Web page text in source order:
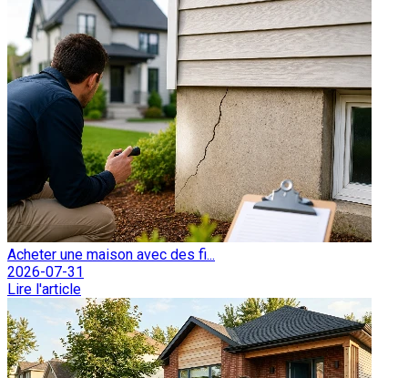
Acheter une maison avec des fi...
2026-07-31
Lire l'article